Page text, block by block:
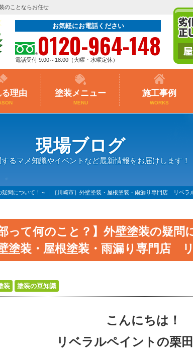
のことならお任せ
お気軽にお電話ください
0120-964-148
電話受付 9:00～18:00（火曜・水曜定休）
理由 塗装メニュー
MENU
施工事例
WORKS
現場ブログ
るマメ知識やイベントなど最新情報をお届けします！
疑問について！～｜［川崎市］外壁塗装・屋根塗装・雨漏り専門店 リベラ
部って何のこと？】外壁塗装の疑問
塗装・屋根塗装・雨漏り専門店
装 塗装の豆知識
こんにちは！
リベラルペイントの栗